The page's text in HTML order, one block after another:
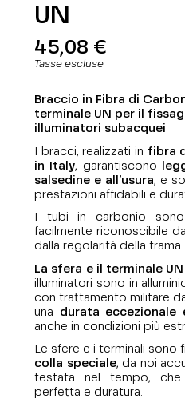
UN
45,08 €
Tasse escluse
Braccio in Fibra di
terminale UN per il
illuminatori subacquei
I bracci, realizzati in fibra
in Italy, garantiscono
salsedine e all’usura, e
prestazioni affidabili e
I tubi in carbonio
facilmente riconoscibile
dalla regolarità della trama.
La sfera e il terminale UN
illuminatori sono in
con trattamento militare
una durata eccezionale
anche in condizioni più
Le sfere e i terminali
colla speciale, da noi
testata nel tempo, che
perfetta e duratura.